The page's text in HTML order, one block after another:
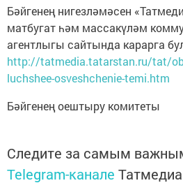
Бәйгенең нигезләмәсен
матбугат һәм массакүләм
агентлыгы сайтында карарга
http://tatmedia.tatarstan.ru/tat/
luchshee-osveshchenie-temi.htm
Бәйгенең оештыру комитеты
Следите за самым
Telegram-канале Татмедиа